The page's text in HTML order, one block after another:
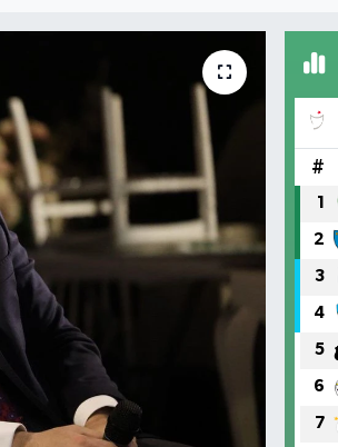
#
1
2
3
4
5
6
7